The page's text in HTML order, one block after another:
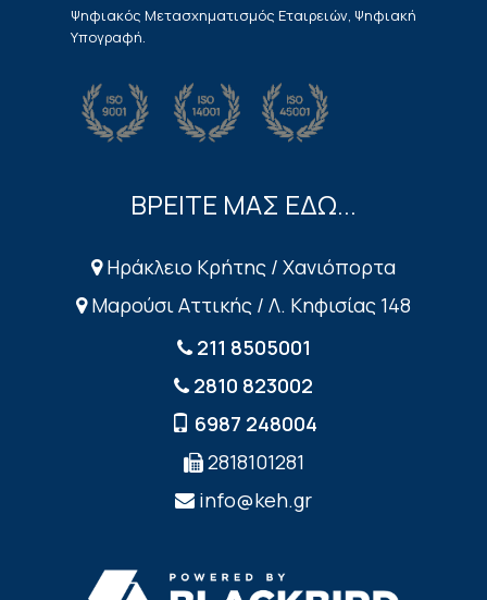
Ψηφιακός Μετασχηματισμός Εταιρειών, Ψηφιακή
Υπογραφή.
ΒΡΕΙΤΕ ΜΑΣ ΕΔΩ...
Ηράκλειο Κρήτης / Χανιόπορτα
Μαρούσι Αττικής / Λ. Κηφισίας 148
211 8505001
2810 823002
6987 248004
2818101281
info@keh.gr